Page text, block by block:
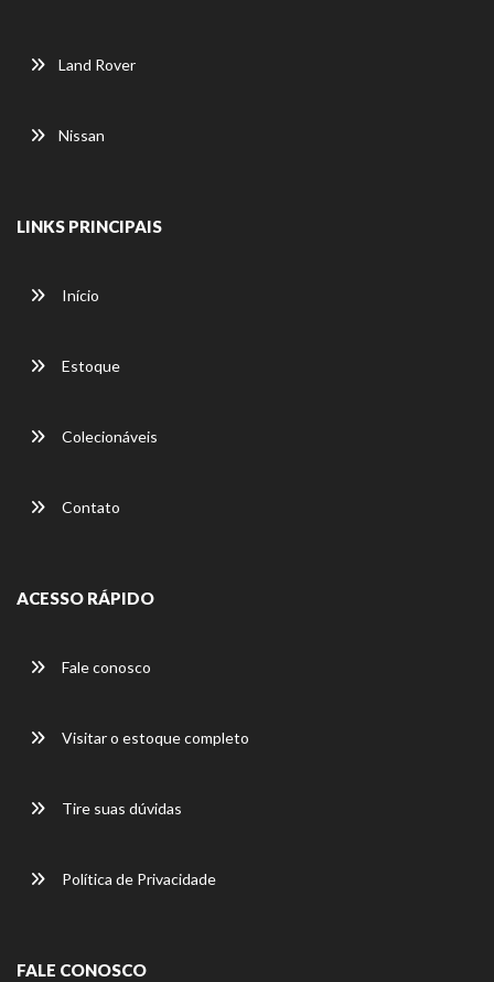
Land Rover
Nissan
LINKS PRINCIPAIS
Início
Estoque
Colecionáveis
Contato
ACESSO RÁPIDO
Fale conosco
Visitar o estoque completo
Tire suas dúvidas
Política de Privacidade
FALE CONOSCO